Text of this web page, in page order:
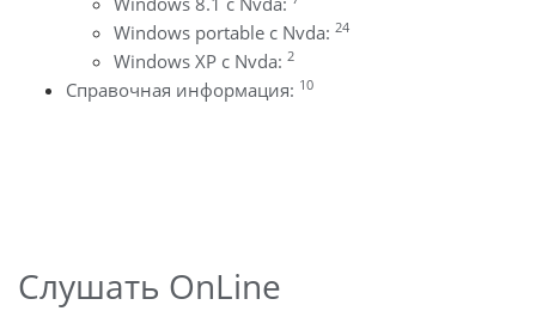
Windows portable с Nvda: 24
Windows XP с Nvda: 2
Справочная информация: 10
Слушать OnLine